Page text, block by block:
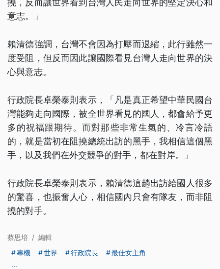
撓，反而讓世界看到台灣人民走向世界的堅定決心和
意志。」
賴清德強調，台灣不會因為打壓而退縮，此行雖然一
度受阻，但反而因此讓國際看見台灣人走向世界的決
心與意志。
行政院長卓榮泰則表示，「凡是真正希望中華民國台
灣能夠走向國際，被全世界看見的國人，都會給予更
多的祝福跟期待。而對那些非常生氣的、冷言冷語
的，就是當初在阻撓總統出訪的黑手，我相信這個黑
手，以及我們在外交競爭的對手，都在對岸。」
行政院長卓榮泰則表示，賴清德這趟出訪給國人很多
的驚喜，也振奮人心，相信國內只會有隊友，而非阻
撓的對手。
蔡思培 / 編輯
專機
世界 行政院長
最佳女主角
...